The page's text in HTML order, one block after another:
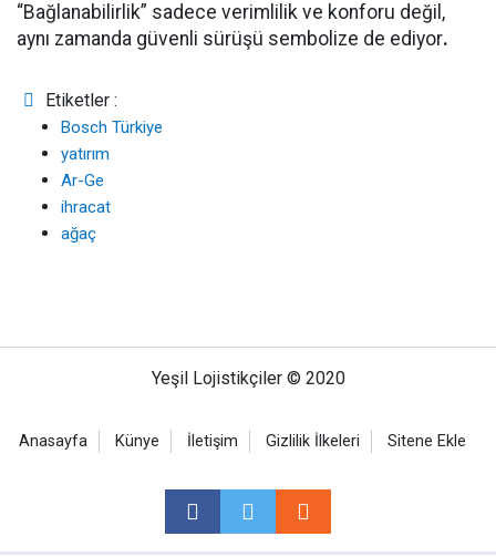
“Bağlanabilirlik” sadece verimlilik ve konforu değil,
aynı zamanda güvenli sürüşü sembolize de ediyor.
Etiketler :
Bosch Türkiye
yatırım
Ar-Ge
ihracat
ağaç
Yeşil Lojistikçiler © 2020
Anasayfa Künye İletişim Gizlilik İlkeleri Sitene Ekle